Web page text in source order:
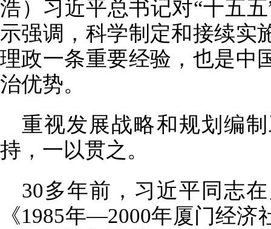
浩）习近平总书记对“十五
示强调，科学制定和接续实
理政一条重要经验，也是中
治优势。
重视发展战略和规划编
持，一以贯之。
30多年前，习近平同志
《1985年—2000年厦门经